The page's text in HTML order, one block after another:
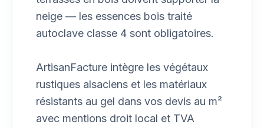
neige — les essences bois traité
autoclave classe 4 sont obligatoires.
ArtisanFacture intègre les végétaux
rustiques alsaciens et les matériaux
résistants au gel dans vos devis au m²
avec mentions droit local et TVA